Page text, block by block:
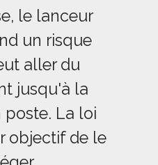
le lanceur
un risque
aller du
jusqu'à la
poste. La loi
objectif de le